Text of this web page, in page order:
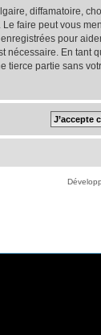
diffamatoire,
faire peut vous
pour
En
partie sans